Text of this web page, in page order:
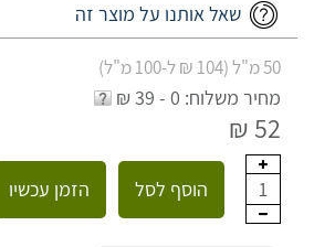
שאל אותנו על מוצר זה
50 מ"ל (104 ₪ ל-100 מ"ל)
מחיר משלוח: 0 - 39 ₪
52 ₪
1 הוסף לסל הזמן עכשיו